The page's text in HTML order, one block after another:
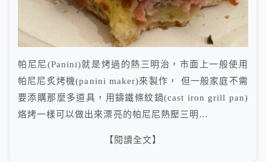
帕尼尼(Panini)就是烤過的熱三明治，市面上一般使用
帕尼尼炙烤機(panini maker)來製作， 但一般家庭不需
要添購那麼多道具，用鑄鐵條紋鍋(cast iron grill pan)
烙烤一樣可以做出來漂亮的帕尼尼熱壓三明…
【閱讀全文】